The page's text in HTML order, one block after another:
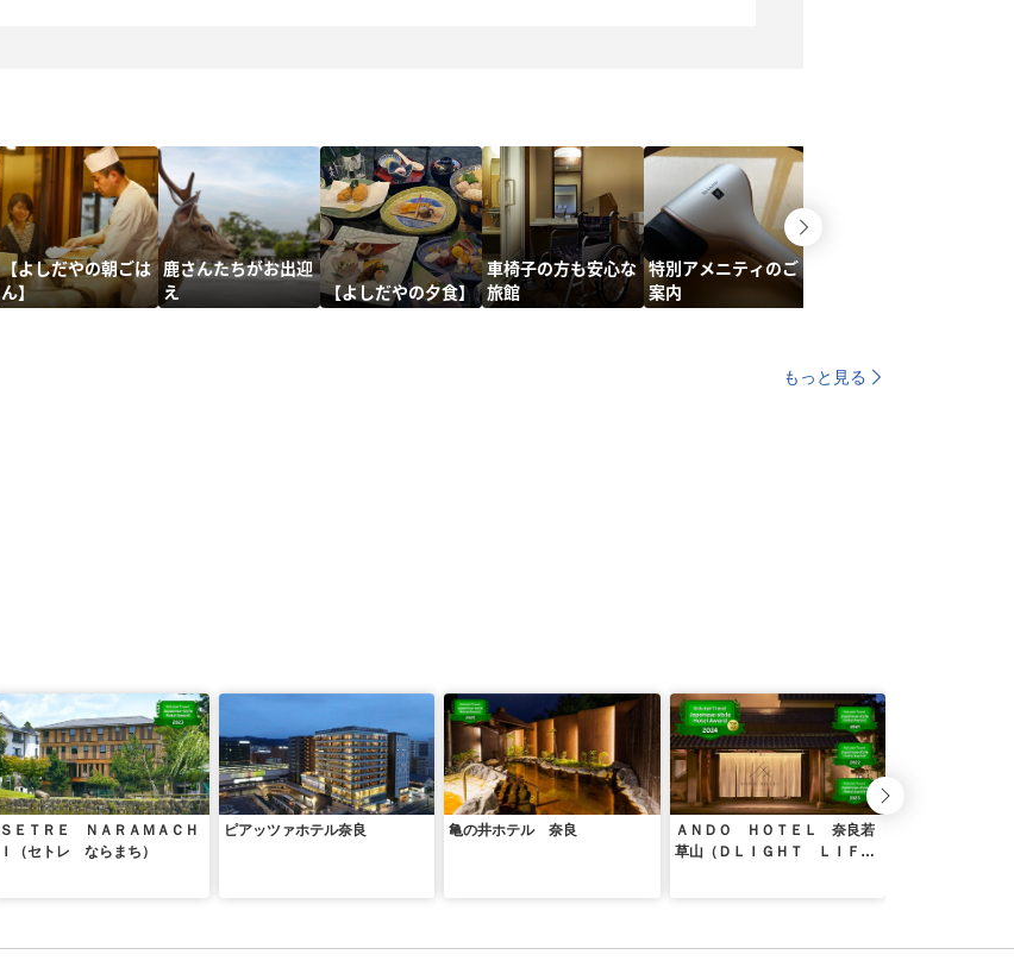
【よしだやの朝ごは
ん】
鹿さんたちがお出迎
え
【よしだやの夕食】
車椅子の方も安心な
旅館
特別アメニティのご
案内
もっと見る
ＳＥＴＲＥ ＮＡＲＡＭＡＣＨ
Ｉ（セトレ ならまち）
ピアッツァホテル奈良 亀の井ホテル 奈良
ＡＮＤＯ ＨＯＴＥＬ 奈良若
草山（ＤＬＩＧＨＴ ＬＩＦ